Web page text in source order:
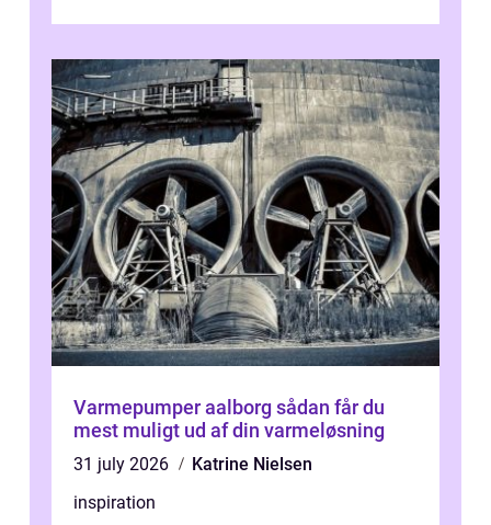
Varmepumper aalborg sådan får du
mest muligt ud af din varmeløsning
31 july 2026
Katrine Nielsen
inspiration